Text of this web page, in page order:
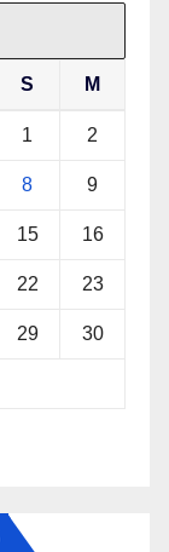
S M
1 2
8 9
15 16
22 23
29 30